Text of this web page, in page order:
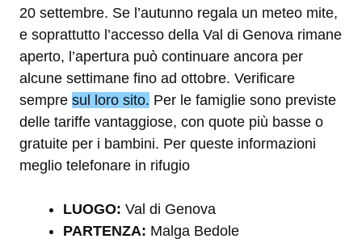
20 settembre. Se l’autunno regala un meteo mite,
e soprattutto l’accesso della Val di Genova rimane
aperto, l’apertura può continuare ancora per
alcune settimane fino ad ottobre. Verificare
sempre sul loro sito. Per le famiglie sono previste
delle tariffe vantaggiose, con quote più basse o
gratuite per i bambini. Per queste informazioni
meglio telefonare in rifugio
LUOGO: Val di Genova
PARTENZA: Malga Bedole